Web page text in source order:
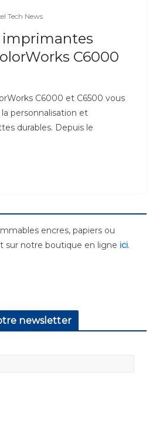
Tech News
imprimantes
C6000
C6000 et C6500 vous
personnalisation et
durables. Depuis le
encres, papiers ou
sur notre boutique en ligne ici.
newsletter